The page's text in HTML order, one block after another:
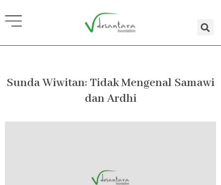
ke
konten
Sunda Wiwitan: Tidak Mengenal Samawi
dan Ardhi